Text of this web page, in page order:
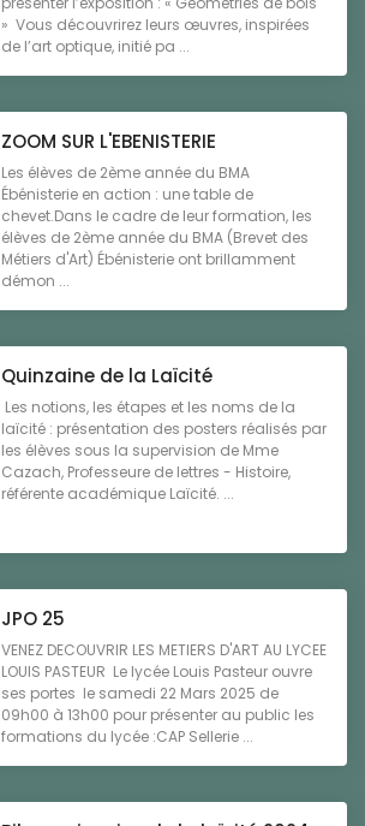
» Vous découvrirez leurs œuvres, inspirées
de l’art optique, initié pa ...
ZOOM SUR L'EBENISTERIE
Les élèves de 2ème année du BMA
Ébénisterie en action : une table de
chevet.Dans le cadre de leur formation, les
élèves de 2ème année du BMA (Brevet des
Métiers d'Art) Ébénisterie ont brillamment
démon ...
Quinzaine de la Laïcité
Les notions, les étapes et les noms de la
laïcité : présentation des posters réalisés par
les élèves sous la supervision de Mme
Cazach, Professeure de lettres - Histoire,
référente académique Laïcité. ...
JPO 25
VENEZ DECOUVRIR LES METIERS D'ART AU LYCEE
LOUIS PASTEUR Le lycée Louis Pasteur ouvre
ses portes le samedi 22 Mars 2025 de
09h00 à 13h00 pour présenter au public les
formations du lycée :CAP Sellerie ...